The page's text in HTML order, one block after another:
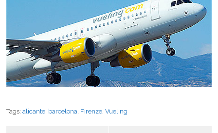
Tags:alicante, barcelona, Firenze,Vueling